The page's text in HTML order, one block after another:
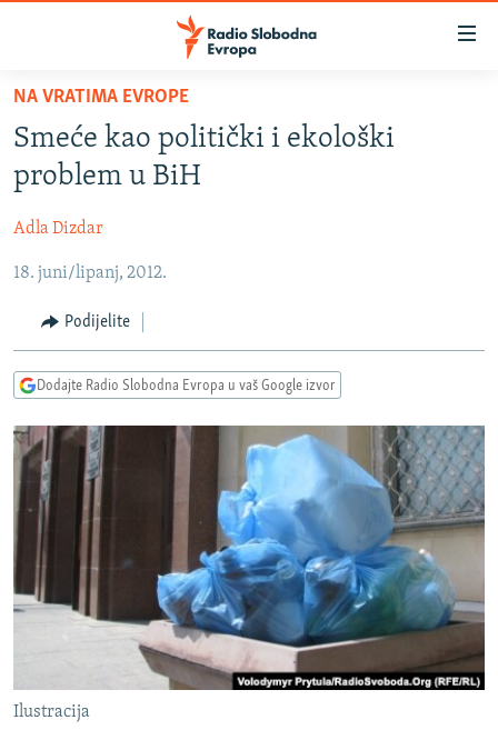
Pređite
glavni
sadržaj
Pređite
na
navigaciju
Pređite
pretragu
BOSNA I HERCEGOVINA
SRBIJA
KOSOVO
CRNA GORA
VIZUELNO
FOTOGALERIJE
INFOGRAFIKE
PODCASTI
RAT U UKRAJINI
KINA NA BALKANU
RSE PRIČE IZ SVIJETA
ISPRIČAJ MI
DNEVNO@RSE
SPECIJALI RSE
VIŠE OD NASLOVA
GENOCID U SREBRENICI
POPLAVE I KLIZIŠTA U BIH 2024.
NA VRATIMA EVROPE
Smeće kao politički i ekološki
problem u BiH
Adla Dizdar
18. juni/lipanj, 2012.
Podijelite
Dodajte Radio Slobodna Evropa u vaš Google izvor
Ilustracija